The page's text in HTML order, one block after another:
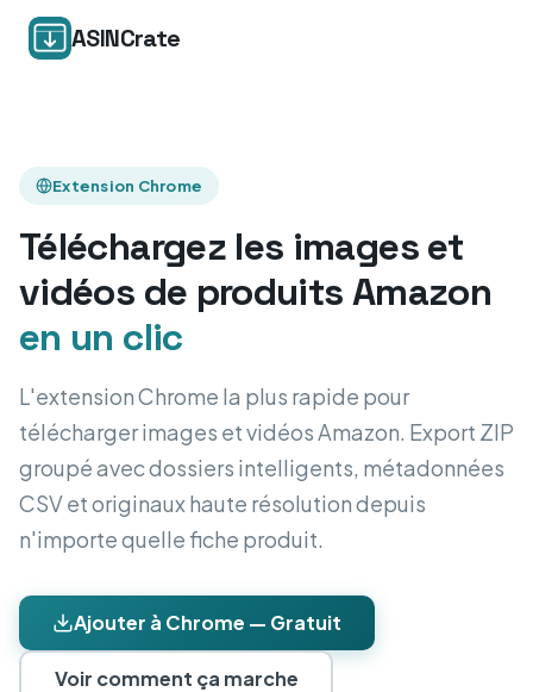
ASINCrate
Extension Chrome
Téléchargez les images et
vidéos de produits Amazon
en un clic
L'extension Chrome la plus rapide pour
télécharger images et vidéos Amazon. Export ZIP
groupé avec dossiers intelligents, métadonnées
CSV et originaux haute résolution depuis
n'importe quelle fiche produit.
Ajouter à Chrome — Gratuit
Voir comment ça marche